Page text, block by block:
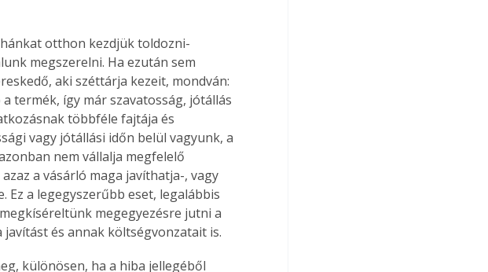
otthon kezdjük toldozni-
megszerelni. Ha ezután sem
aki széttárja kezeit, mondván:
termék, így már szavatosság, jótállás
többféle fajtája és
vagy jótállási időn belül vagyunk, a
nem vállalja megfelelő
a vásárló maga javíthatja-, vagy
a legegyszerűbb eset, legalábbis
megegyezésre jutni a
és annak költségvonzatait is.
különösen, ha a hiba jellegéből